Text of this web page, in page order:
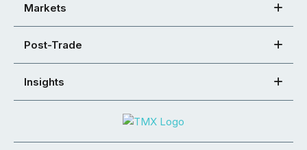
Markets
Post-Trade
Insights